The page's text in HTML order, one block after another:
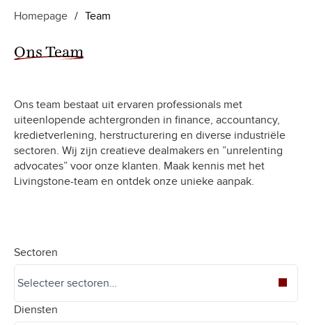
Homepage / Team
Ons Team
Ons team bestaat uit ervaren professionals met
uiteenlopende achtergronden in finance, accountancy,
kredietverlening, herstructurering en diverse industriële
sectoren. Wij zijn creatieve dealmakers en ”unrelenting
advocates” voor onze klanten. Maak kennis met het
Livingstone-team en ontdek onze unieke aanpak.
Sectoren
Diensten